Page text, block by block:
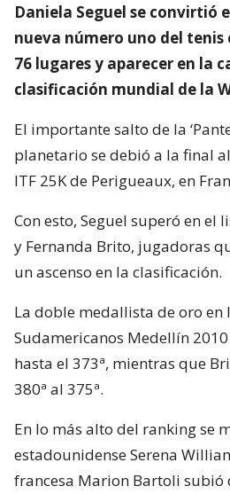
Daniela Seguel se convirtió
nueva número uno del
76 lugares y aparecer en la
clasificación mundial de la
El importante salto de la
planetario se debió a la final
ITF 25K de Perigueaux, en
Con esto, Seguel superó en el
y Fernanda Brito, jugadoras
un ascenso en la clasificación.
La doble medallista de oro en
Sudamericanos Medellín
hasta el 373ª, mientras que
380ª al 375ª.
En lo más alto del ranking se
estadounidense Serena
francesa Marion Bartoli